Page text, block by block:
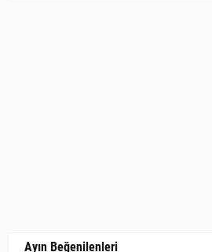
Ayın Beğenilenleri